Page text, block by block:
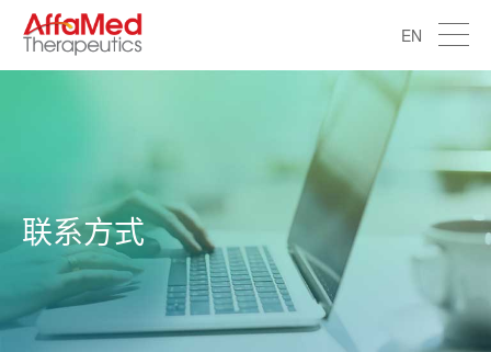
EN
联系方式